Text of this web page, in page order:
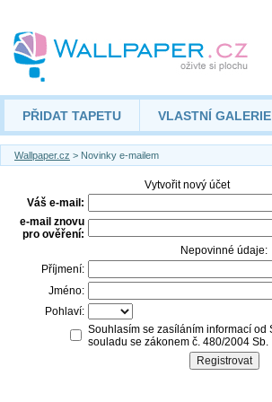
PŘIDAT TAPETU VLASTNÍ GALERIE
Wallpaper.cz > Novinky e-mailem